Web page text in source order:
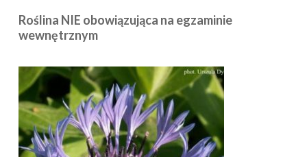
Roślina NIE obowiązująca na egzaminie
wewnętrznym